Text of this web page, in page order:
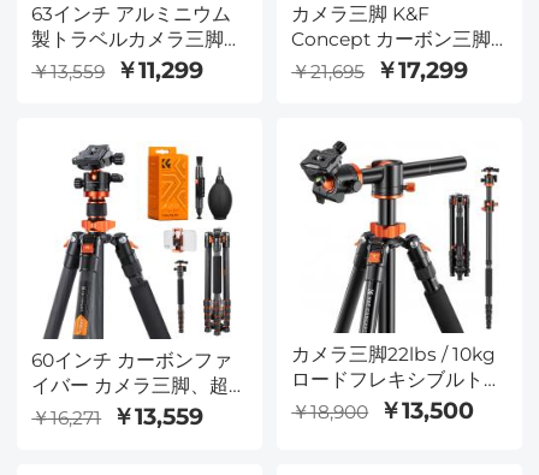
63インチ アルミニウム
製トラベルカメラ三脚、
アルカスイス互換ボール
ヘッド付き、コンパクト
脚、重量2.6ポンド、最
大耐荷重22ポンド、
DSLR、ミラーレスカメ
ラ、スポッティングスコ
ープ、iPhone、テレプ
ロンプター用、K&F
CONCEPT
￥13,559 ￥11,299
カメラ三脚 K&F
Concept カーボン三脚
カメラスマホ 三脚 1.3kg
超軽量 コンパクト 5伸縮
重5kg 中心軸反転 360度
回転 油圧ヘッド付け一
眼レフカメラ トラベル
用O255C4+FH-03
￥21,695 ￥17,299
60インチ カーボンファ
イバー カメラ三脚、超
軽量コンパクト トラベ
ル三脚、360度ボールヘ
￥16,271 ￥13,559
カメラ三脚22lbs / 10kg
ロードフレキシブルトラ
ベル三脚67イン
チ/1.7m、ポータブル一
￥18,900 ￥13,500